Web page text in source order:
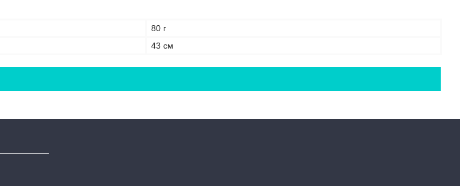
80 г
43 см